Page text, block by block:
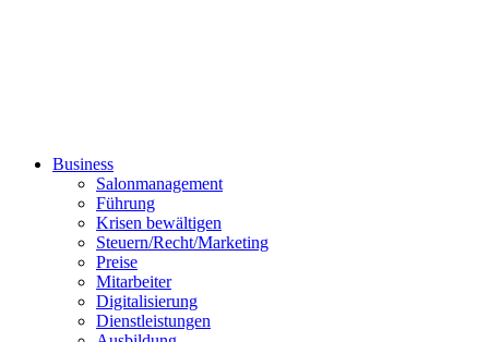
Business
Salonmanagement
Führung
Krisen bewältigen
Steuern/Recht/Marketing
Preise
Mitarbeiter
Digitalisierung
Dienstleistungen